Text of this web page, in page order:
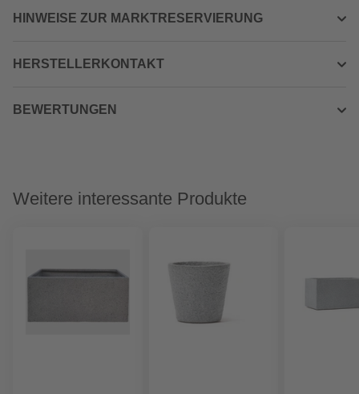
HINWEISE ZUR MARKTRESERVIERUNG
HERSTELLERKONTAKT
BEWERTUNGEN
Weitere interessante Produkte